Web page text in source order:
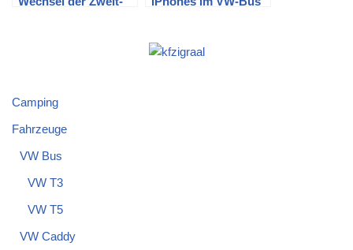
Camping
Fahrzeuge
VW Bus
VW T3
VW T5
VW Caddy